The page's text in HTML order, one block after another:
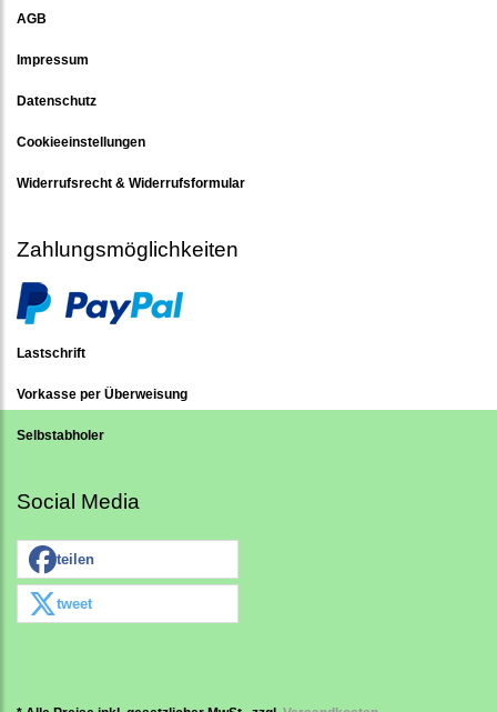
AGB
Impressum
Datenschutz
Cookieeinstellungen
Widerrufsrecht & Widerrufsformular
Zahlungsmöglichkeiten
Lastschrift
Vorkasse per Überweisung
Selbstabholer
Social Media
teilen
tweet